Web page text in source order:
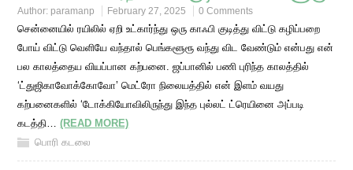
Author: paramanp February 27, 2025 0 Comments
சென்னையில் ரயிலில் ஏறி உட்கார்ந்து ஒரு காஃபி குடித்து விட்டு கழிப்பறை
போய் விட்டு வெளியே வந்தால் பெங்களூரூ வந்து விட வேண்டும் என்பது என்
பல காலத்தைய வியப்பான கற்பனை. ஜப்பானில் பணி புரிந்த காலத்தில்
‘ட்துஜிகாவோக்கோவோ’ மெட்ரோ நிலையத்தில் என் இளம் வயது
கற்பனைகளில் ‘டோக்கியோவிலிருந்து இந்த புல்லட் ட்ரெயினை அப்படி
கடத்தி…(READ MORE)
பொரி கடலை